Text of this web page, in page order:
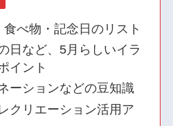
べ物・記念日のリスト
日など、5月らしいイラ
イント
ーションなどの豆知識
クリエーション活用ア